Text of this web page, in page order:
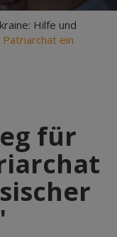
Hilfe und
ein
für